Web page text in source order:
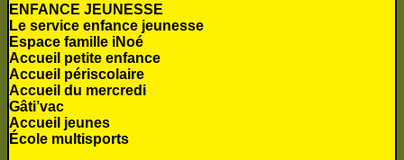
ENFANCE JEUNESSE
Le service enfance jeunesse
Espace famille iNoé
Accueil petite enfance
Accueil périscolaire
Accueil du mercredi
Gâti’vac
Accueil jeunes
École multisports